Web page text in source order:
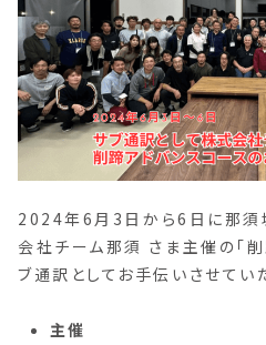
2024年6月3日から6日に那須
会社チーム那須 さま主催の「削
ブ通訳としてお手伝いさせてい
主催